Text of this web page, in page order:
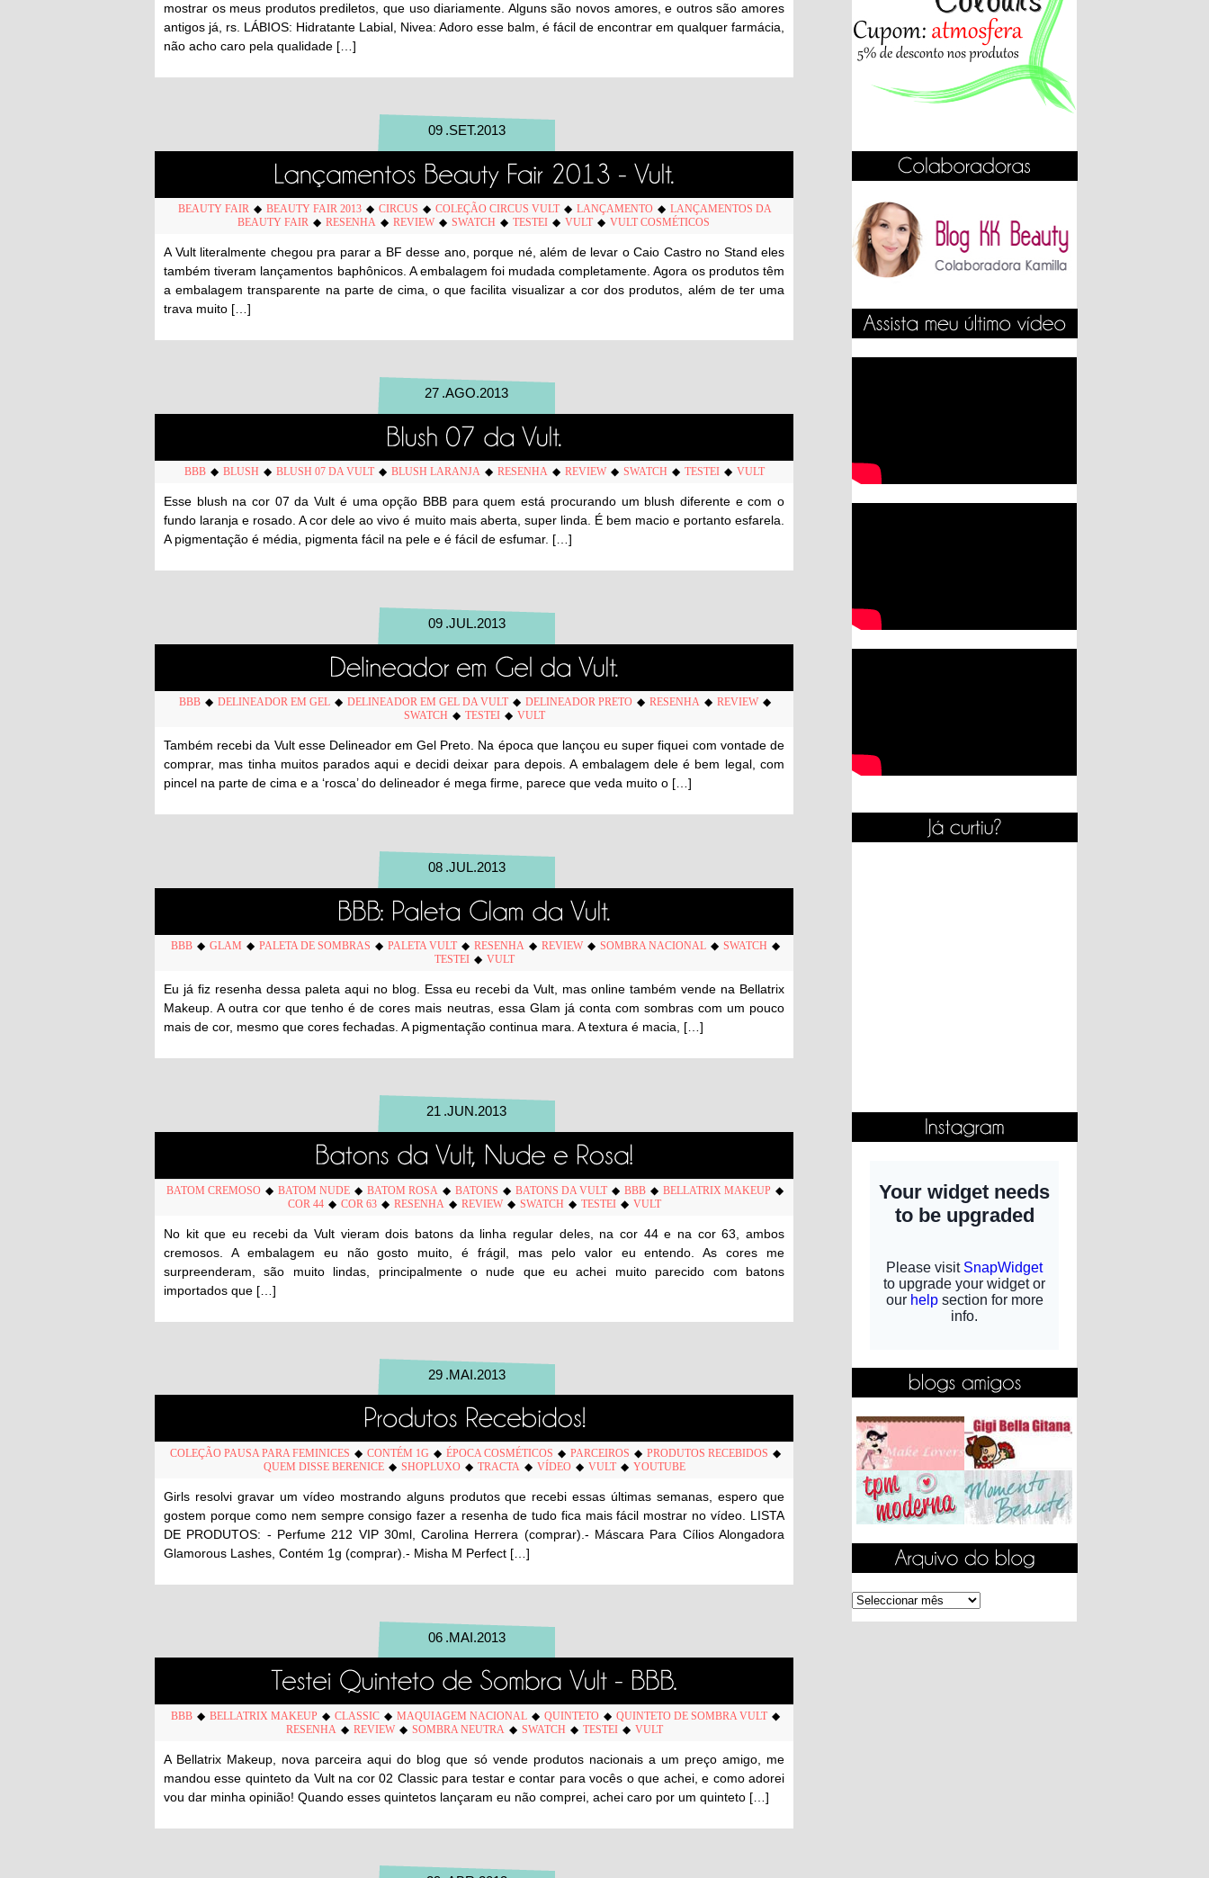
mostrar os meus produtos prediletos, que uso diariamente. Alguns são novos amores, e outros são amores
antigos já, rs. LÁBIOS: Hidratante Labial, Nivea: Adoro esse balm, é fácil de encontrar em qualquer farmácia,
não acho caro pela qualidade […]
09 .SET.2013
BEAUTY FAIR ◆ BEAUTY FAIR 2013 ◆ CIRCUS ◆ COLEÇÃO CIRCUS VULT ◆ LANÇAMENTO ◆ LANÇAMENTOS DA
BEAUTY FAIR ◆ RESENHA ◆ REVIEW ◆ SWATCH ◆ TESTEI ◆ VULT ◆ VULT COSMÉTICOS
A Vult literalmente chegou pra parar a BF desse ano, porque né, além de levar o Caio Castro no Stand eles
também tiveram lançamentos baphônicos. A embalagem foi mudada completamente. Agora os produtos têm
a embalagem transparente na parte de cima, o que facilita visualizar a cor dos produtos, além de ter uma
trava muito […]
27 .AGO.2013
BBB ◆ BLUSH ◆ BLUSH 07 DA VULT ◆ BLUSH LARANJA ◆ RESENHA ◆ REVIEW ◆ SWATCH ◆ TESTEI ◆ VULT
Esse blush na cor 07 da Vult é uma opção BBB para quem está procurando um blush diferente e com o
fundo laranja e rosado. A cor dele ao vivo é muito mais aberta, super linda. É bem macio e portanto esfarela.
A pigmentação é média, pigmenta fácil na pele e é fácil de esfumar. […]
09 .JUL.2013
BBB ◆ DELINEADOR EM GEL ◆ DELINEADOR EM GEL DA VULT ◆ DELINEADOR PRETO ◆ RESENHA ◆ REVIEW ◆
SWATCH ◆ TESTEI ◆ VULT
Também recebi da Vult esse Delineador em Gel Preto. Na época que lançou eu super fiquei com vontade de
comprar, mas tinha muitos parados aqui e decidi deixar para depois. A embalagem dele é bem legal, com
pincel na parte de cima e a ‘rosca’ do delineador é mega firme, parece que veda muito o […]
08 .JUL.2013
BBB ◆ GLAM ◆ PALETA DE SOMBRAS ◆ PALETA VULT ◆ RESENHA ◆ REVIEW ◆ SOMBRA NACIONAL ◆ SWATCH ◆
TESTEI ◆ VULT
Eu já fiz resenha dessa paleta aqui no blog. Essa eu recebi da Vult, mas online também vende na Bellatrix
Makeup. A outra cor que tenho é de cores mais neutras, essa Glam já conta com sombras com um pouco
mais de cor, mesmo que cores fechadas. A pigmentação continua mara. A textura é macia, […]
21 .JUN.2013
BATOM CREMOSO ◆ BATOM NUDE ◆ BATOM ROSA ◆ BATONS ◆ BATONS DA VULT ◆ BBB ◆ BELLATRIX MAKEUP ◆
COR 44 ◆ COR 63 ◆ RESENHA ◆ REVIEW ◆ SWATCH ◆ TESTEI ◆ VULT
No kit que eu recebi da Vult vieram dois batons da linha regular deles, na cor 44 e na cor 63, ambos
cremosos. A embalagem eu não gosto muito, é frágil, mas pelo valor eu entendo. As cores me
surpreenderam, são muito lindas, principalmente o nude que eu achei muito parecido com batons
importados que […]
29 .MAI.2013
COLEÇÃO PAUSA PARA FEMINICES ◆ CONTÉM 1G ◆ ÉPOCA COSMÉTICOS ◆ PARCEIROS ◆ PRODUTOS RECEBIDOS ◆
QUEM DISSE BERENICE ◆ SHOPLUXO ◆ TRACTA ◆ VÍDEO ◆ VULT ◆ YOUTUBE
Girls resolvi gravar um vídeo mostrando alguns produtos que recebi essas últimas semanas, espero que
gostem porque como nem sempre consigo fazer a resenha de tudo fica mais fácil mostrar no vídeo. LISTA
DE PRODUTOS: - Perfume 212 VIP 30ml, Carolina Herrera (comprar).- Máscara Para Cílios Alongadora
Glamorous Lashes, Contém 1g (comprar).- Misha M Perfect […]
06 .MAI.2013
BBB ◆ BELLATRIX MAKEUP ◆ CLASSIC ◆ MAQUIAGEM NACIONAL ◆ QUINTETO ◆ QUINTETO DE SOMBRA VULT ◆
RESENHA ◆ REVIEW ◆ SOMBRA NEUTRA ◆ SWATCH ◆ TESTEI ◆ VULT
A Bellatrix Makeup, nova parceira aqui do blog que só vende produtos nacionais a um preço amigo, me
mandou esse quinteto da Vult na cor 02 Classic para testar e contar para vocês o que achei, e como adorei
vou dar minha opinião! Quando esses quintetos lançaram eu não comprei, achei caro por um quinteto […]